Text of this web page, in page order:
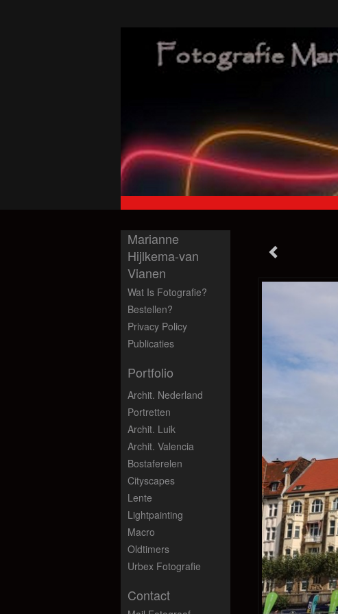
Marianne
Hijlkema-van
Vianen
Wat Is Fotografie?
Bestellen?
Privacy Policy
Publicaties
Portfolio
Archit. Nederland
Portretten
Archit. Luik
Archit. Valencia
Bostaferelen
Cityscapes
Lente
Lightpainting
Macro
Oldtimers
Urbex Fotografie
Contact